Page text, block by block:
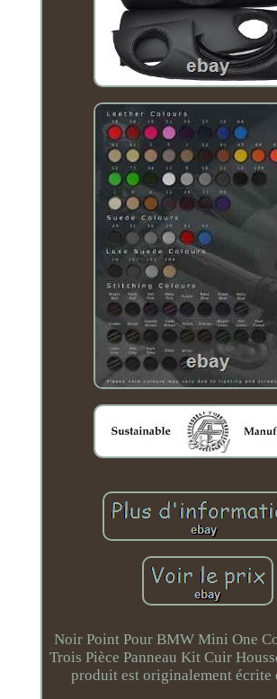
Noir Point Pour BMW Mini One
Trois Pièce Panneau Kit Cuir
produit est originalement écrite